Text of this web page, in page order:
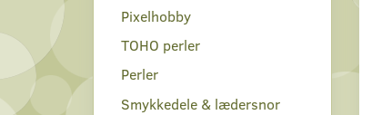
Pixelhobby
TOHO perler
Perler
Smykkedele & lædersnor